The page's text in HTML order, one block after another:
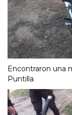
Encontraron una
Puntilla